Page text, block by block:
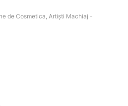
de Cosmetica, Artiști Machiaj -